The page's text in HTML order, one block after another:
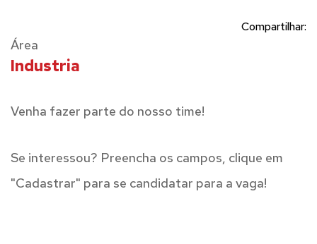
Compartilhar:
Área
Industria
Venha fazer parte do nosso time!
Se interessou? Preencha os campos, clique em
"Cadastrar" para se candidatar para a vaga!